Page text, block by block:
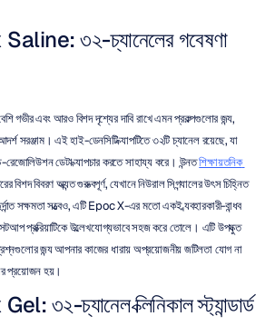
৩২-চ্যানেলের গবেষণা
গভীর এবং আরও বিশদ দৃশ্যের দাবি রাখে এমন প্রকল্পগুলোর জন্য,
এই হাই-ডেনসিটি ক্যাপটিতে ৩২টি চ্যানেল রয়েছে, যা
রেজোলিউশন ডেটা ক্যাপচার করতে সাহায্য করে। উন্নত শিক্ষায়তনিক
বিশদ বিবরণ অত্যন্ত গুরুত্বপূর্ণ, যেখানে নিউরাল সিগন্যালের উৎস চিহ্নিত
সক্ষমতা সত্ত্বেও, এটি Epoc X-এর মতো একই ব্যবহারকারী-বান্ধব
প্রক্রিয়াটিকে উল্লেখযোগ্যভাবে সহজ করে তোলে। এটি উপযুক্ত
জন্য আপনার কাজের ধারায় অপ্রয়োজনীয় জটিলতা যোগ না
প্রয়োজন হয়।
৩২-চ্যানেল ক্লিনিকাল স্ট্যান্ডার্ড